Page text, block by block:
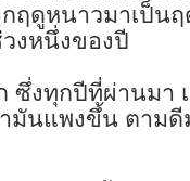
ฤดูหนาวมาเป็น
วงหนึ่งของปี
ก ซึ่งทุกปีที่ผ่านม
มันแพงขึ้น ตาม